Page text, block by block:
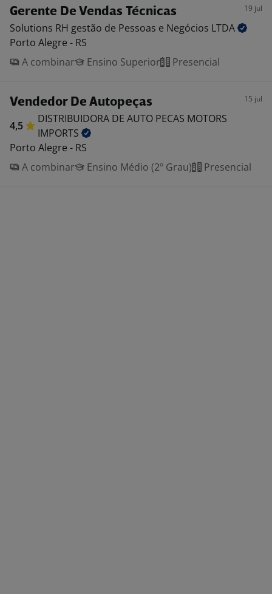
Gerente De Vendas Técnicas 19 jul
Solutions RH gestão de Pessoas e Negócios LTDA
Porto Alegre - RS
A combinar
Ensino Superior Presencial
Vendedor De Autopeças 15 jul
4,5
DISTRIBUIDORA DE AUTO PECAS MOTORS
IMPORTS
Porto Alegre - RS
A combinar
Ensino Médio (2º Grau) Presencial